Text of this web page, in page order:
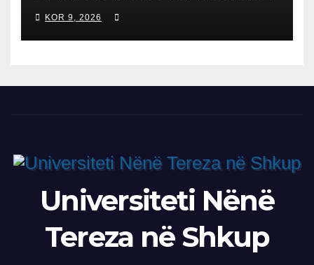
SH.A MEPSO, DR. BURIM
LATIFIN
KOR 9, 2026
Universiteti Nënë
Tereza në Shkup